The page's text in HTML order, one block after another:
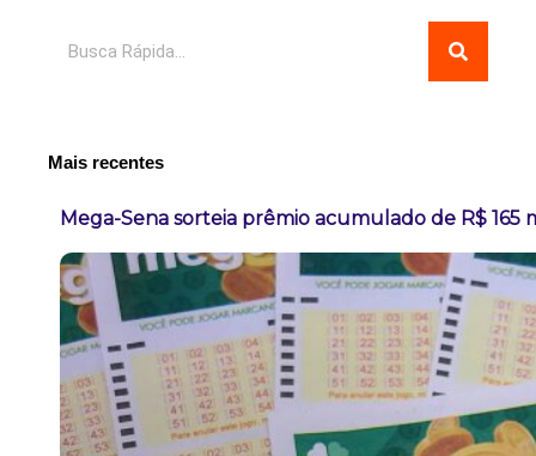
Mais recentes
Mega-Sena sorteia prêmio acumulado de R$ 165